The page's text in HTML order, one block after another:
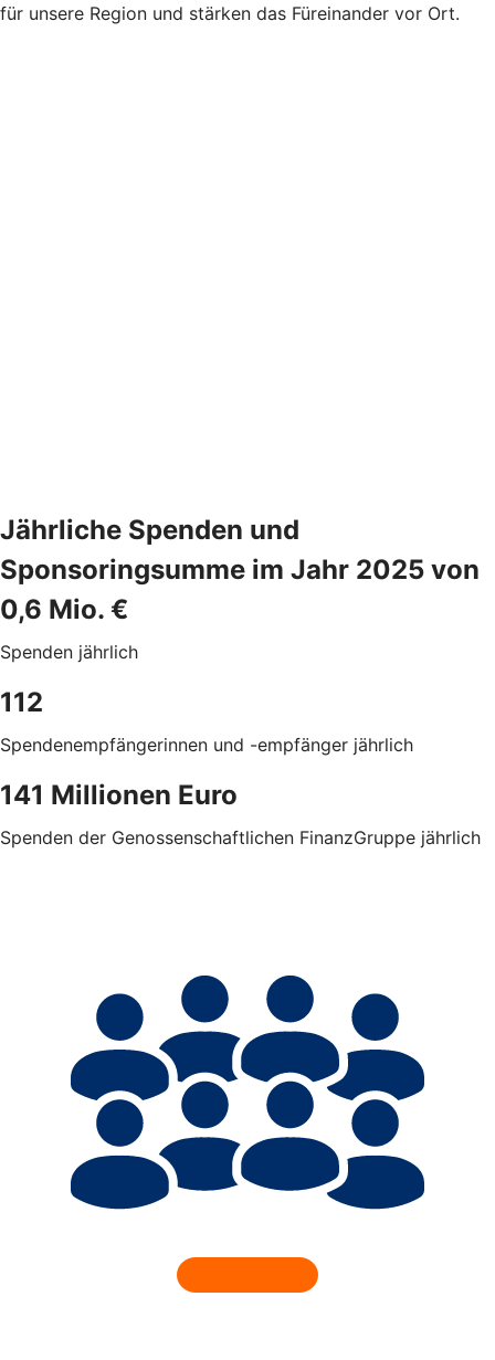
für unsere Region und stärken das Füreinander vor Ort.
Jährliche Spenden und
Sponsoringsumme im Jahr 2025 von
0,6 Mio. €
Spenden jährlich
112
Spendenempfängerinnen und -empfänger jährlich
141 Millionen Euro
Spenden der Genossenschaftlichen FinanzGruppe jährlich